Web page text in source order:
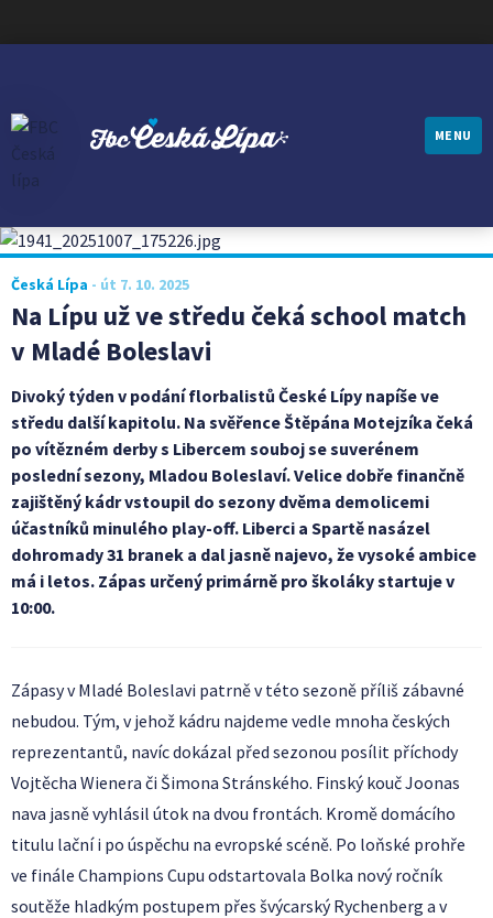
FBC ČESKÁ LÍPA
MENU
Česká Lípa - út 7. 10. 2025
Na Lípu už ve středu čeká school match
v Mladé Boleslavi
Divoký týden v podání florbalistů České Lípy napíše ve
středu další kapitolu. Na svěřence Štěpána Motejzíka čeká
po vítězném derby s Libercem souboj se suverénem
poslední sezony, Mladou Boleslaví. Velice dobře finančně
zajištěný kádr vstoupil do sezony dvěma demolicemi
účastníků minulého play-off. Liberci a Spartě nasázel
dohromady 31 branek a dal jasně najevo, že vysoké ambice
má i letos. Zápas určený primárně pro školáky startuje v
10:00.
Zápasy v Mladé Boleslavi patrně v této sezoně příliš zábavné
nebudou. Tým, v jehož kádru najdeme vedle mnoha českých
reprezentantů, navíc dokázal před sezonou posílit příchody
Vojtěcha Wienera či Šimona Stránského. Finský kouč Joonas
nava jasně vyhlásil útok na dvou frontách. Kromě domácího
titulu lační i po úspěchu na evropské scéně. Po loňské prohře
ve finále Champions Cupu odstartovala Bolka nový ročník
soutěže hladkým postupem přes švýcarský Rychenberg a v